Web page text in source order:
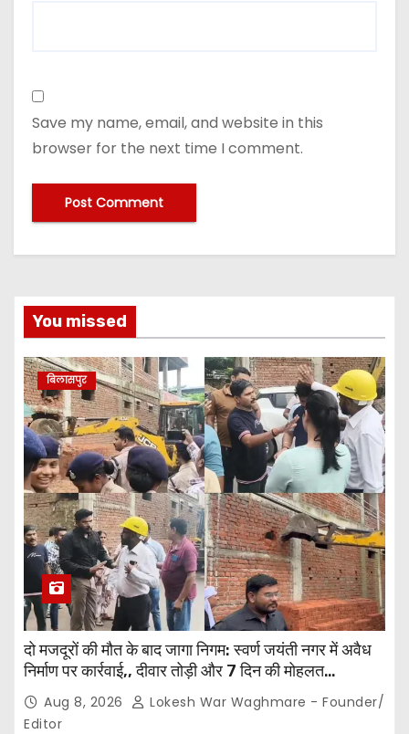
Save my name, email, and website in this
browser for the next time I comment.
You missed
बिलासपुर
दो मजदूरों की मौत के बाद जागा निगम: स्वर्ण जयंती नगर में अवैध
निर्माण पर कार्रवाई,, दीवार तोड़ी और 7 दिन की मोहलत…
Aug 8, 2026
Lokesh War Waghmare - Founder/
Editor